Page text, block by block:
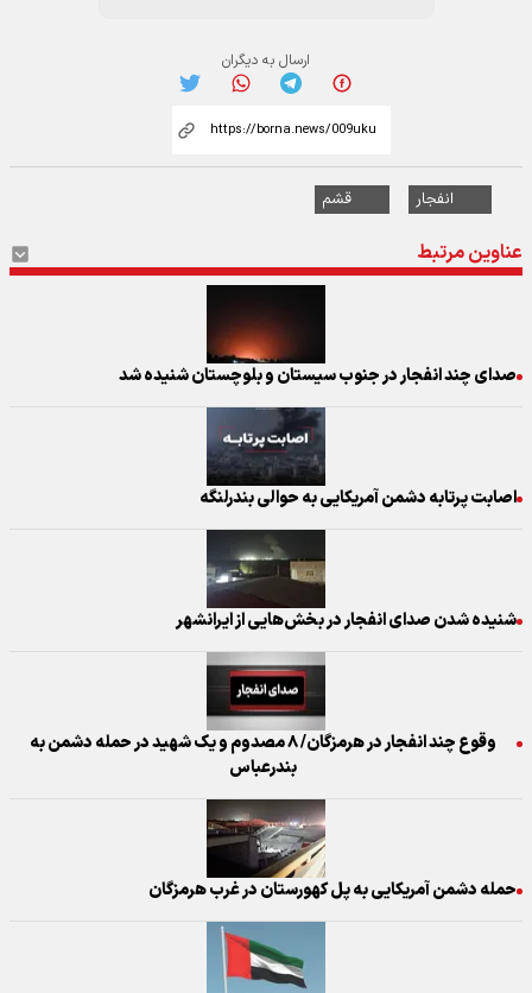
ارسال به دیگران
انفجار قشم
عناوین مرتبط
صدای چند انفجار در جنوب سیستان و بلوچستان شنیده شد
اصابت پرتابه دشمن آمریکایی به حوالی بندرلنگه
شنیده شدن صدای انفجار در بخش‌هایی از ایرانشهر
وقوع چند انفجار در هرمزگان/ ۸ مصدوم و یک شهید در حمله دشمن به
بندرعباس
حمله دشمن آمریکایی به پل کهورستان در غرب هرمزگان